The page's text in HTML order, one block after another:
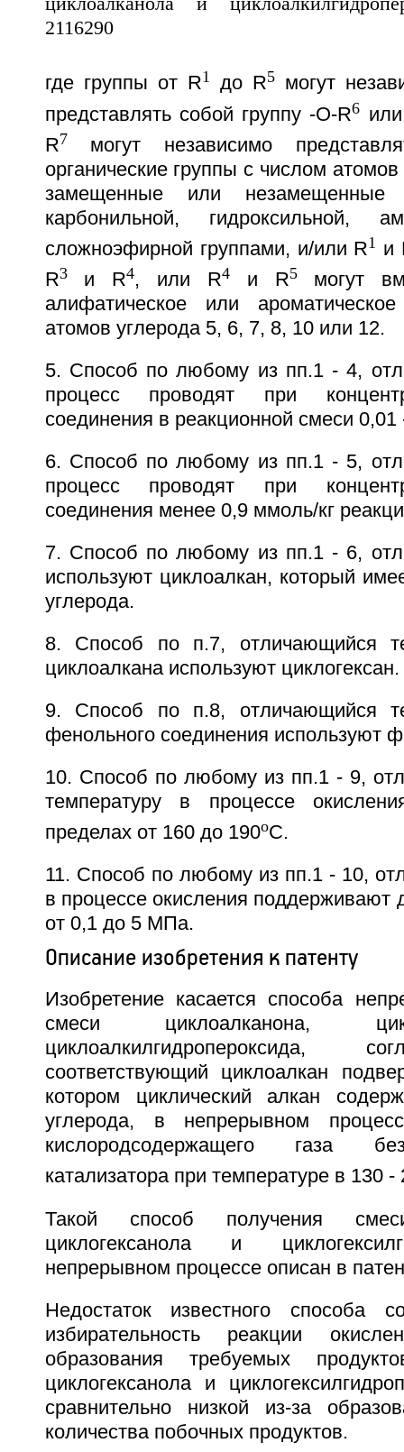
где группы от R1 до R5могут
представлять собой группу -O-R6
R7 могут независимо
органические группы с числом
замещенные или незамещенные
карбонильной, гидроксильной,
сложноэфирной группами, и/или R1 и
R3и R4, или R4и R5могут
алифатическое или
атомов углерода 5, 6, 7, 8, 10 или 12.
5. Способ по любому из пп.1 - 4,
процесс проводят при
соединения в реакционной смеси 0,01
6. Способ по любому из пп.1 - 5,
процесс проводят при
соединения менее 0,9 ммоль/кг
7. Способ по любому из пп.1 - 6,
используют циклоалкан, который
углерода.
8. Способ по п.7, отличающийся
циклоалкана используют циклогексан.
9. Способ по п.8, отличающийся
фенольного соединения используют
10. Способ по любому из пп.1 - 9,
температуру в процессе
пределах от 160 до 190oC.
11. Способ по любому из пп.1 - 10,
в процессе окисления поддерживают
от 0,1 до 5 МПа.
Описание изобретения к патенту
Изобретение касается способа
смеси циклоалканона,
циклоалкилгидропероксида,
соответствующий циклоалкан
котором циклический алкан
углерода, в непрерывном
кислородсодержащего газа
катализатора при температуре в 130 -
Такой способ получения смеси
циклогексанола и
непрерывном процессе описан в
Недостаток известного способа
избирательность реакции
образования требуемых
циклогексанола и
сравнительно низкой из-за
количества побочных продуктов.